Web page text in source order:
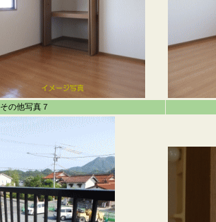
その他写真７